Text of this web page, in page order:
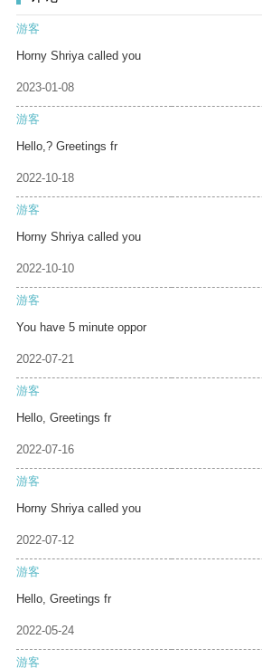
游客
Horny Shriya called you
2023-01-08
游客
Hello,? Greetings fr
2022-10-18
游客
Horny Shriya called you
2022-10-10
游客
You have 5 minute oppor
2022-07-21
游客
Hello, Greetings fr
2022-07-16
游客
Horny Shriya called you
2022-07-12
游客
Hello, Greetings fr
2022-05-24
游客